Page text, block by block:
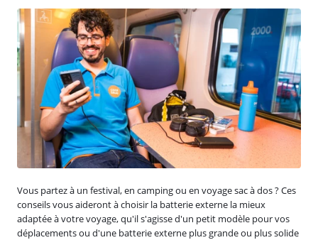
Vous partez à un festival, en camping ou en voyage sac à dos ? Ces
conseils vous aideront à choisir la batterie externe la mieux
adaptée à votre voyage, qu'il s'agisse d'un petit modèle pour vos
déplacements ou d'une batterie externe plus grande ou plus solide